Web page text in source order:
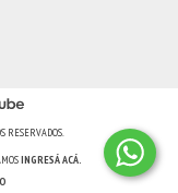
RESERVADOS.
INGRESÁ ACÁ.